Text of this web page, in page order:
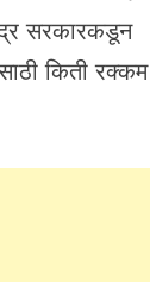
सरकारकडून
किती रक्कम